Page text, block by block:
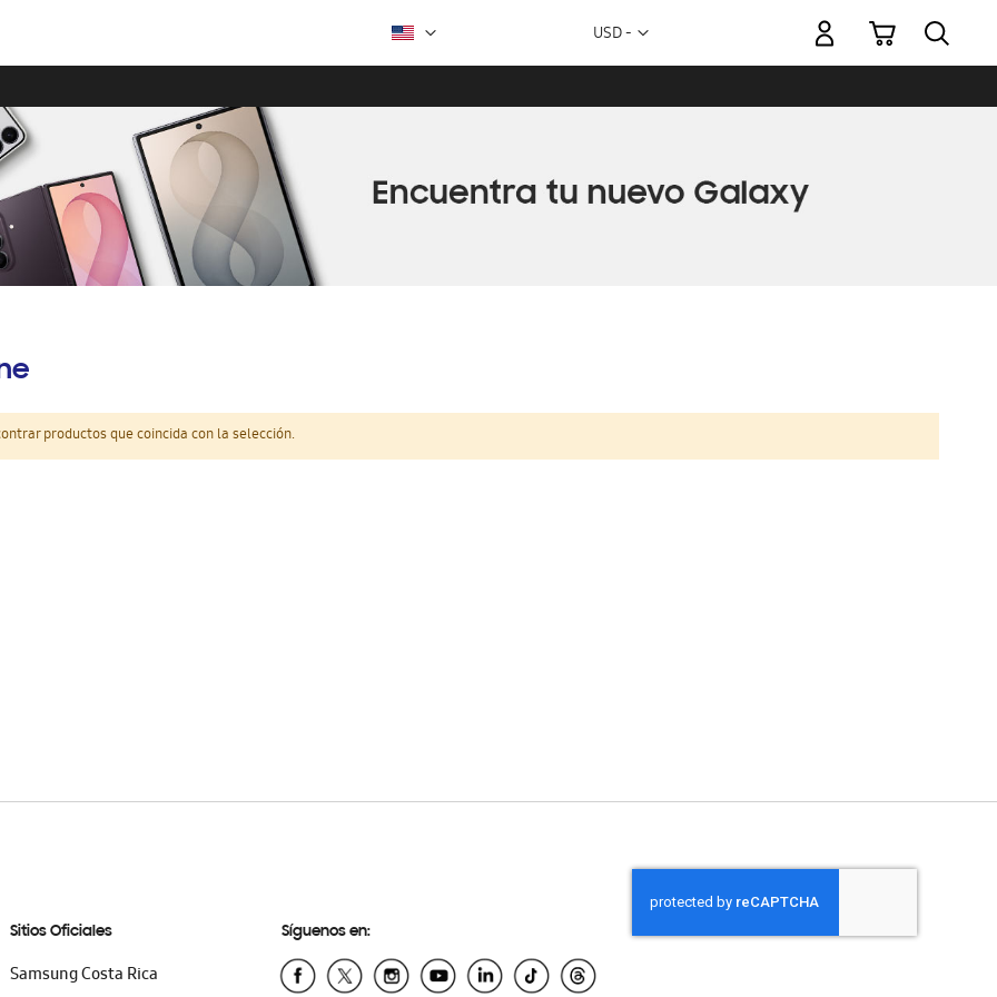
Moneda
USD -
Mi carrito
productos que coincida con la selección.
Sitios Oficiales
Samsung Costa Rica
Síguenos en: